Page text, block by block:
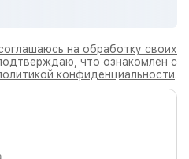
на обработку своих
что ознакомлен с
конфиденциальности.